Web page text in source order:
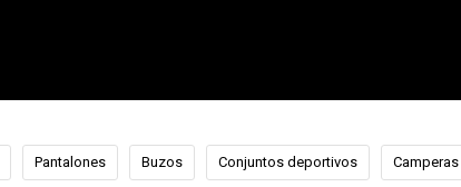
Pantalones Buzos Conjuntos deportivos Camperas